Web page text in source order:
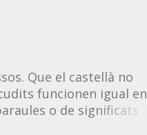
Que el castellà no
funcionen igual en
o de significats